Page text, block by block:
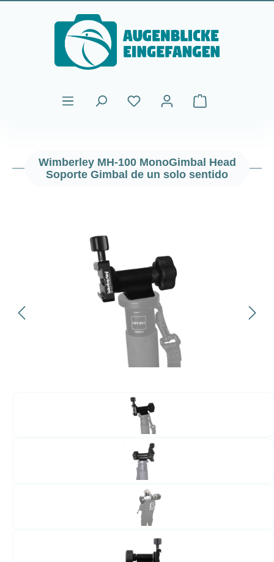
Saltar al contenido principal
El carrito de
Wimberley MH-100 MonoGimbal Head
Soporte Gimbal de un solo sentido